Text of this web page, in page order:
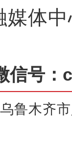
媒体
信号
鲁木齐